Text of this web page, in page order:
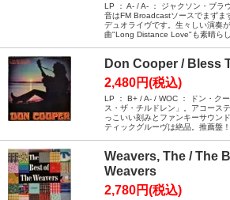
LP ： A- / A- ： ジャクソン・ブラ
音はFM Broadcastソースでまずま
デュオライヴです。生々しい演奏
曲"Long Distance Love"も素晴らし
Don Cooper / Bless
2,480円(税込)
LP ： B+ / A- / WOC ： ドン・ク
ス・ザ・チルドレン」。アコース
っこいい刻みとファンキーサウン
ティックグルーヴは絶品。推薦盤！
Weavers, The / The
Weavers
2,780円(税込)